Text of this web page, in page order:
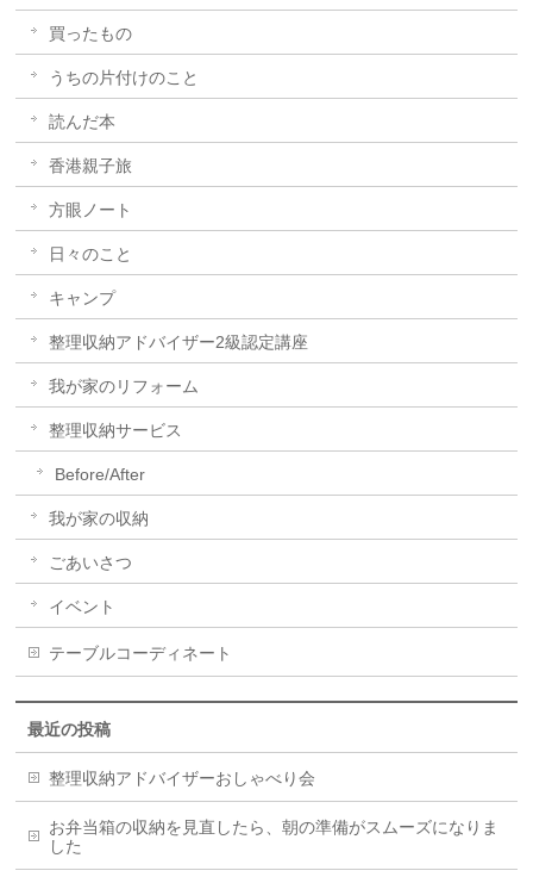
買ったもの
うちの片付けのこと
読んだ本
香港親子旅
方眼ノート
日々のこと
キャンプ
整理収納アドバイザー2級認定講座
我が家のリフォーム
整理収納サービス
Before/After
我が家の収納
ごあいさつ
イベント
テーブルコーディネート
最近の投稿
整理収納アドバイザーおしゃべり会
お弁当箱の収納を見直したら、朝の準備がスムーズになりま
した